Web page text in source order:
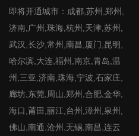
即将开通城市：成都,苏州,郑州,
济南,广州,珠海,杭州,天津,苏州,
武汉,长沙,常州,南昌,厦门,昆明,
哈尔滨,大连,福州,南京,青岛,温
州,三亚,济南,珠海,宁波,石家庄,
廊坊,东莞,周山,郑州,合肥,金华,
海口,莆田,丽江,台州,漳州,泉州,
佛山,南通,沧州,无锡,南昌,连云